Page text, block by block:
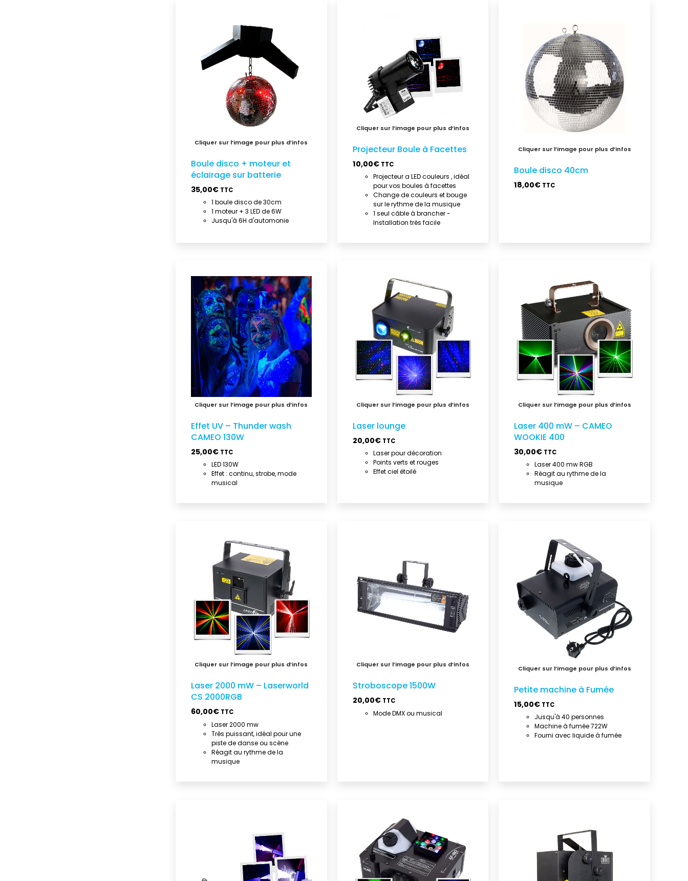
Boule disco + moteur et
éclairage sur batterie
35,00€ TTC
1 boule disco de 30cm
1 moteur + 3 LED de 6W
Jusqu'à 6H d'automonie
Projecteur Boule à Facettes
10,00€ TTC
Projecteur a LED couleurs , idéal
pour vos boules à facettes
Change de couleurs et bouge
sur le rythme de la musique
1 seul câble à brancher -
Installation très facile
Boule disco 40cm
18,00€ TTC
Effet UV – Thunder wash
CAMEO 130W
25,00€ TTC
LED 130W
Effet : continu, strobe, mode
musical
Laser lounge
20,00€ TTC
Laser pour décoration
Points verts et rouges
Effet ciel étoilé
Laser 400 mW – CAMEO
WOOKIE 400
30,00€ TTC
Laser 400 mw RGB
Réagit au rythme de la
musique
Laser 2000 mW – Laserworld
CS 2000RGB
60,00€ TTC
Laser 2000 mw
Très puissant, idéal pour une
piste de danse ou scène
Réagit au rythme de la
musique
Stroboscope 1500W
20,00€ TTC
Mode DMX ou musical
Petite machine à Fumée
15,00€ TTC
Jusqu'à 40 personnes
Machine à fumée 722W
Fourni avec liquide à fumée